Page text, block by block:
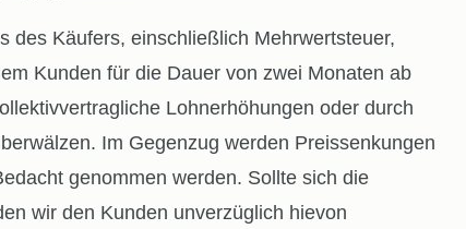
des Käufers, einschließlich Mehrwertsteuer,
Kunden für die Dauer von zwei Monaten ab
Lohnerhöhungen oder durch
Im Gegenzug werden Preissenkungen
genommen werden. Sollte sich die
wir den Kunden unverzüglich hievon